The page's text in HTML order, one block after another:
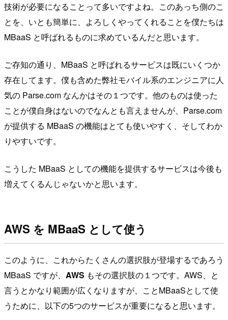
技術が必要になることって多いですよね。このあっち側のこ
とを、いとも簡単に、よろしくやってくれることを僕たちは
MBaaS と呼ばれるものに求めているんだと思います。
ご存知の通り、MBaaS と呼ばれるサービスは既にいくつか
存在してます。僕も含めた弊社モバイル系のエンジニアに人
気の Parse.com なんかはその１つです。他のものは使った
ことが僕自身はないのでなんとも言えませんが、Parse.com
が提供する MBaaS の機能はとても使いやすく、そしてわか
りやすいです。
こうした MBaaS としての機能を提供するサービスは今後も
増えてくるんじゃないかと思います。
AWS を MBaaS として使う
このように、これからたくさんの選択肢が登場するであろう
MBaaS ですが、 AWS もその選択肢の１つです。AWS、と
言うとかなり範囲が広くなりますが、ことMBaaSとして使
うために、以下の5つのサービスが重要になると思います。